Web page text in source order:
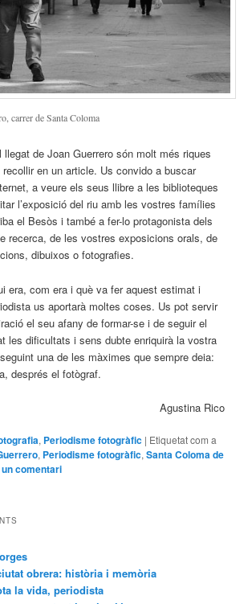
carrer de Santa Coloma
llegat de Joan Guerrero són molt més riques
en un article. Us convido a buscar
a veure els seus llibre a les biblioteques
l’exposició del riu amb les vostres famílies
el Besòs i també a fer-lo protagonista dels
recerca, de les vostres exposicions orals, de
dibuixos o fotografies.
era, com era i què va fer aquest estimat i
us aportarà moltes coses. Us pot servir
el seu afany de formar-se i de seguir el
les dificultats i sens dubte enriquirà la vostra
una de les màximes que sempre deia:
després el fotògraf.
Agustina Rico
, Periodisme fotogràfic | Etiquetat com a
, Periodisme fotogràfic,Santa Coloma de
comentari
obrera: història i memòria
la vida, periodista